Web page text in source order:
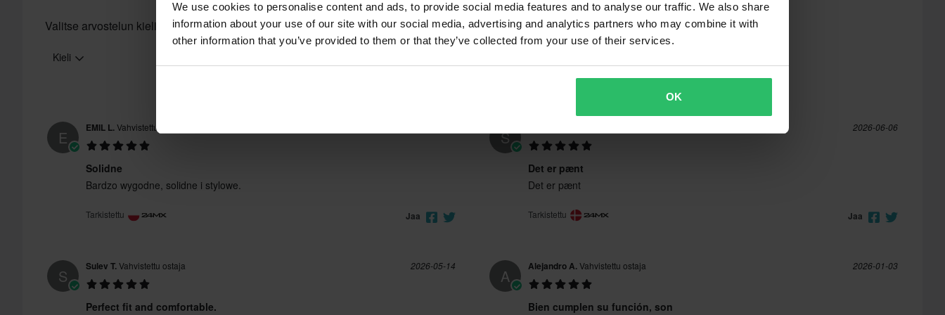
We use cookies to personalise content and ads, to provide social media features and to analyse our traffic. We also share
information about your use of our site with our social media, advertising and analytics partners who may combine it with
other information that you’ve provided to them or that they’ve collected from your use of their services.
OK
Valitse arvostelun kieli
Kieli
E EMIL L.Vahvistettu ostaja
Solidne
Bardzo wygodne, solidne i stylowe.
Tarkistettu Jaa
S
2026-06-06
Det er pænt
Det er pænt
Tarkistettu Jaa
S Sulev T.Vahvistettu ostaja 2026-05-14
Perfect fit and comfortable.
A Alejandro A.Vahvistettu ostaja 2026-01-03
Bien cumplen su función, son